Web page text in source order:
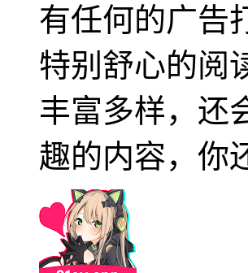
有任何的广告
特别舒心的阅
丰富多样，还
趣的内容，你